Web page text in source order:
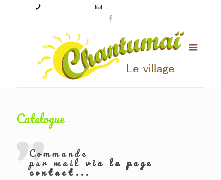
Catalogue
Commande
par mailvia la page
contact...